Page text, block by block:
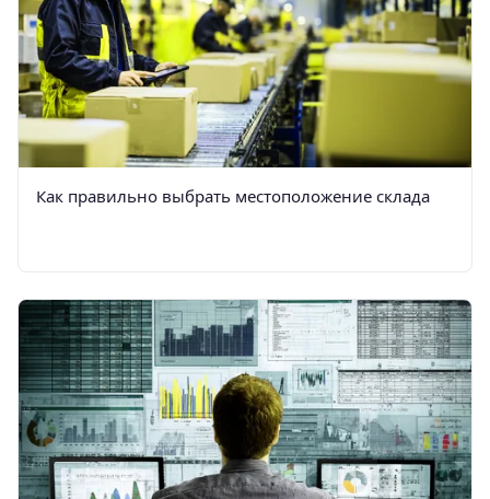
Как правильно выбрать местоположение склада